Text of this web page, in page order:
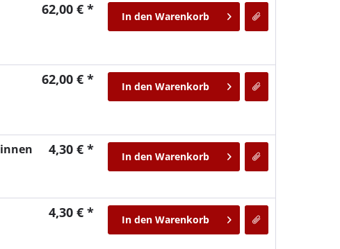
62,00 € * In den Warenkorb
62,00 € * In den Warenkorb
4,30 € * In den Warenkorb
4,30 € * In den Warenkorb